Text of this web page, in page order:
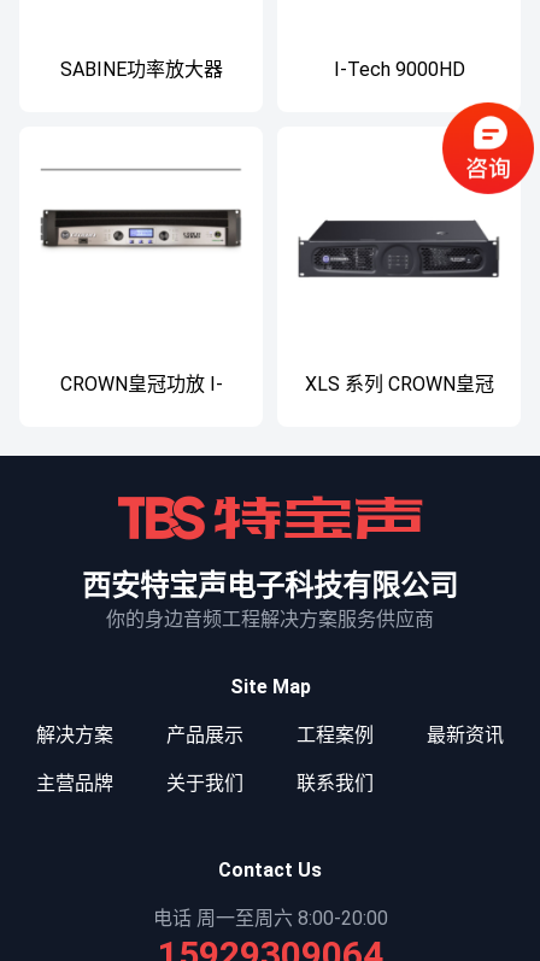
SABINE功率放大器 I-Tech 9000HD
CROWN皇冠功放 I-
XLS 系列 CROWN皇冠
西安特宝声电子科技有限公司
你的身边音频工程解决方案服务供应商
Site Map
解决方案 产品展示 工程案例 最新资讯
主营品牌 关于我们 联系我们
Contact Us
电话 周一至周六 8:00-20:00